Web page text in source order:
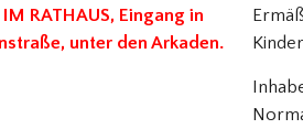
IM RATHAUS, Eingang in
unter den Arkaden.